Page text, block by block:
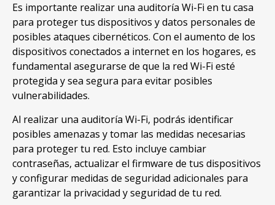
Es importante realizar una auditoría Wi-Fi en tu casa
para proteger tus dispositivos y datos personales de
posibles ataques cibernéticos. Con el aumento de los
dispositivos conectados a internet en los hogares, es
fundamental asegurarse de que la red Wi-Fi esté
protegida y sea segura para evitar posibles
vulnerabilidades.
Al realizar una auditoría Wi-Fi, podrás identificar
posibles amenazas y tomar las medidas necesarias
para proteger tu red. Esto incluye cambiar
contraseñas, actualizar el firmware de tus dispositivos
y configurar medidas de seguridad adicionales para
garantizar la privacidad y seguridad de tu red.